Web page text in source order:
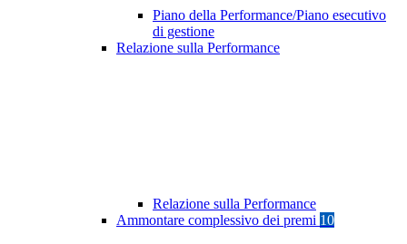
Piano della Performance/Piano esecutivo
di gestione
Relazione sulla Performance
Relazione sulla Performance
Ammontare complessivo dei premi 10